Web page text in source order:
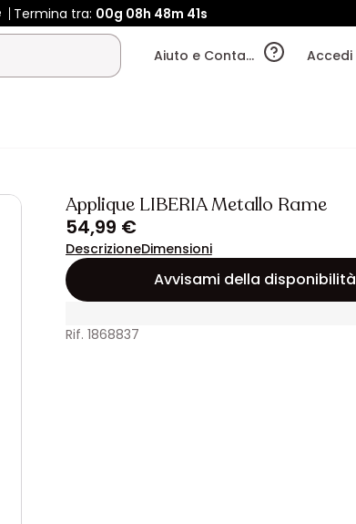
Termina tra: 00g 08h 48m 40s
Aiuto e Contatti Accedi
Applique LIBERIA Metallo Rame
54,99 €
DescrizioneDimensioni
Avvisami della disponibilità
Rif. 1868837